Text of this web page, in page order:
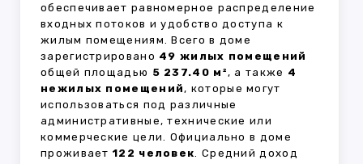
обеспечивает равномерное распределение
входных потоков и удобство доступа к
жилым помещениям. Всего в доме
зарегистрировано 49 жилых помещений
общей площадью 5 237.40 м², а также 4
нежилых помещений, которые могут
использоваться под различные
административные, технические или
коммерческие цели. Официально в доме
проживает 122 человек. Средний доход